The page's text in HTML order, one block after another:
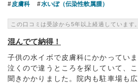
皮膚科 水いぼ（伝染性軟属腫）
この口コミは受診から5年以上経過しています。
混んでて納得！
子供の水イボで皮膚科にかかってい
泣くので違うところを探していて、
聞きかかりました。院内も駐車場も